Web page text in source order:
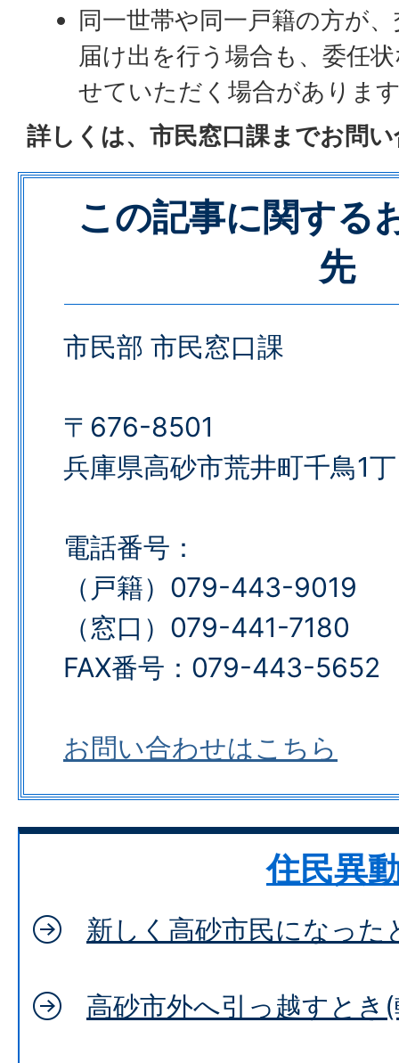
同一世帯や同一戸籍の方が
届け出を行う場合も、委任
せていただく場合がありま
詳しくは、市民窓口課までお問
この記事に関する
先
市民部 市民窓口課
〒676-8501
兵庫県高砂市荒井町千鳥1
電話番号：
（戸籍）079-443-9019
（窓口）079-441-7180
FAX番号：079-443-5652​​​​​​​
お問い合わせはこちら
住民異
新しく高砂市民になった
高砂市外へ引っ越すとき